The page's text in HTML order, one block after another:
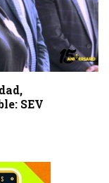
SEV